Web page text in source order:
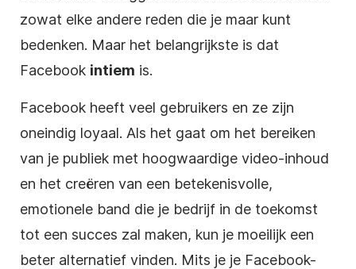
zowat elke andere reden die je maar kunt
bedenken. Maar het belangrijkste is dat
Facebook intiem is.
Facebook heeft veel gebruikers en ze zijn
oneindig loyaal. Als het gaat om het bereiken
van je publiek met hoogwaardige video-inhoud
en het creëren van een betekenisvolle,
emotionele band die je bedrijf in de toekomst
tot een succes zal maken, kun je moeilijk een
beter alternatief vinden. Mits je je Facebook-